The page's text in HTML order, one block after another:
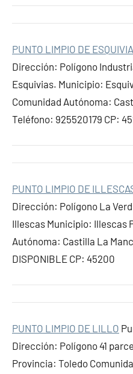
PUNTO LIMPIO DE
Dirección: Polígono
Esquivias. Municipio:
Comunidad Autónoma:
Teléfono: 925520179 CP:
PUNTO LIMPIO DE
Dirección: Polígono La
Illescas Municipio: Illescas
Autónoma: Castilla La
DISPONIBLE CP: 45200
PUNTO LIMPIO DE LILLO
Dirección: Polígono 41
Provincia: Toledo